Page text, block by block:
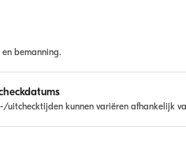
bemanning.
uitchecktijden kunnen variëren afhankelijk